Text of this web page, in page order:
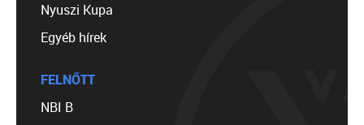
Nyuszi Kupa
Egyéb hírek
FELNŐTT
NBI B